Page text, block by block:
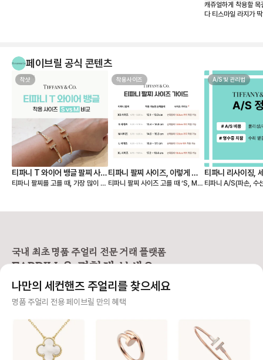
캐쥬얼하게 착용할 목
다 티스마일 라지가
페이브릴 공식 콘텐츠
착샷
티파니 T 와이어 뱅글 팔찌 사이
즈 S, M 실착 후기
티파니 팔찌를 고를 때, 가장 많이 고
차이가 미묘해 보여도, 직접 착용해
용감과 차이를 정리해봤어요. 📏 티
파니 팔찌 사이즈 기준 (손목 둘레 기
→ 손목 둘레 14.6~15.9cm (약 1
4.5cm 기준) S 사이즈 착용 - 손목
이 느껴지지만, 고정감이 좋아 움직
임 중에도 돌아가지 않아요. - 단단한
구조라 착용 시 살짝 타이트하게 느
껴질 수 있으나, 깔끔하고 세련된 실
착용사이즈
티파니 팔찌 사이즈, 이렇게 고
르세요 💙
티파니 팔찌 사이즈 고를 때 ‘S, M,
드라 사이즈를 S, M, L 등으로 표기
럽/한국 기준으로 정리해드릴게요.
📏 티파니 팔찌, 손목 둘레 기준으로
6~15.9cm 에 맞아요. ✋ 실착 예
디자인인 T 와이어 팔찌를 착용했을
림한 핏 - M 사이즈는 손목 아래로
살짝 내려오는 여유로운 핏이에요.
💡 디자인에 따라 다른 핏 선택 뱅글,
체인 등 디자인에 따라, 선호하는 핏
A/S 및 관리법
티파니 리사이징,
티파니 A/S(파손, 수
❶구매 증빙용 영수
제품별 무상 서비스
문 권장 - 세팅 링 리사이징 - 웨딩밴
드 리사이징 (구매일
국내 최초 명품 주얼리 전문 거래 플랫폼
FABRILL을 경험해 보세요.
사기 걱정 없는 안전 결제
니면 반환해 드려요.
주얼리 전문 이중 검수
나만의 세컨핸즈 주얼리를 찾으세요
명품 주얼리 전용 페이브릴 만의 혜택